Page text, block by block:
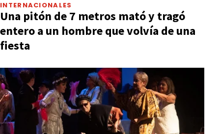
INTERNACIONALES
Una pitón de 7 metros mató y tragó
entero a un hombre que volvía de una
fiesta